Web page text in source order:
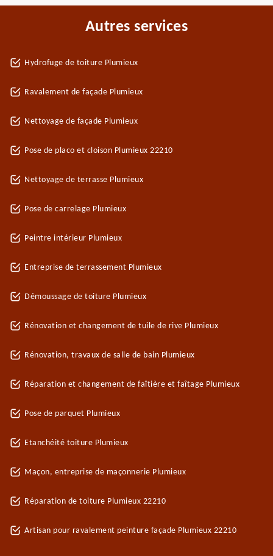
Autres services
Hydrofuge de toiture Plumieux
Ravalement de façade Plumieux
Nettoyage de façade Plumieux
Pose de placo et cloison Plumieux 22210
Nettoyage de terrasse Plumieux
Pose de carrelage Plumieux
Peintre intérieur Plumieux
Entreprise de terrassement Plumieux
Démoussage de toiture Plumieux
Rénovation et changement de tuile de rive Plumieux
Rénovation, travaux de salle de bain Plumieux
Réparation et changement de faîtière et faîtage Plumieux
Pose de parquet Plumieux
Etanchéité toiture Plumieux
Maçon, entreprise de maçonnerie Plumieux
Réparation de toiture Plumieux 22210
Artisan pour ravalement peinture façade Plumieux 22210